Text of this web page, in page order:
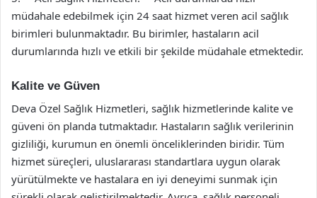
müdahale edebilmek için 24 saat hizmet veren acil sağlık
birimleri bulunmaktadır. Bu birimler, hastaların acil
durumlarında hızlı ve etkili bir şekilde müdahale etmektedir.
Kalite ve Güven
Deva Özel Sağlık Hizmetleri, sağlık hizmetlerinde kalite ve
güveni ön planda tutmaktadır. Hastaların sağlık verilerinin
gizliliği, kurumun en önemli önceliklerinden biridir. Tüm
hizmet süreçleri, uluslararası standartlara uygun olarak
yürütülmekte ve hastalara en iyi deneyimi sunmak için